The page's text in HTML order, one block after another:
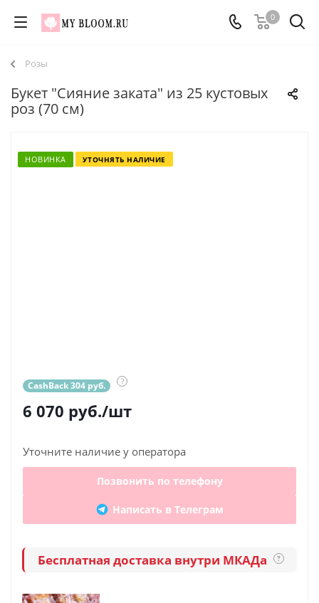
0
Розы
Букет "Сияние заката" из 25 кустовых
роз (70 см)
НОВИНКА УТОЧНЯТЬ НАЛИЧИЕ
CashBack 304 руб. ?
6 070 руб./шт
Уточните наличие у оператора
Позвонить по телефону
Написать в Телеграм
Бесплатная доставка внутри МКАДа ?